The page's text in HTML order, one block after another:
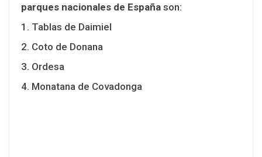
parques nacionales de España son:
1. Tablas de Daimiel
2. Coto de Donana
3. Ordesa
4. Monatana de Covadonga